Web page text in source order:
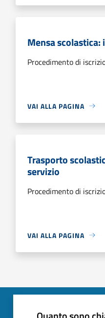
Mensa
Procedimento di
VAI ALLA PAGINA
Trasporto
servizio
Procedimento di
VAI ALLA PAGINA